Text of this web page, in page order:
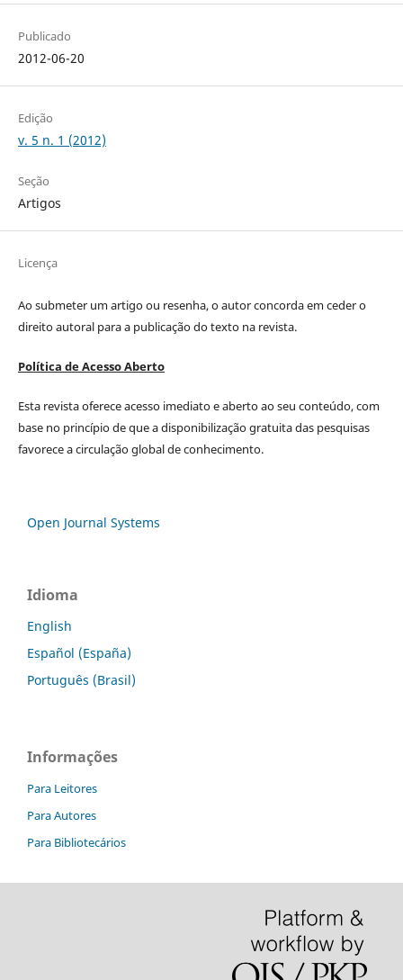
Publicado
2012-06-20
Edição
v. 5 n. 1 (2012)
Seção
Artigos
Licença
Ao submeter um artigo ou resenha, o autor concorda em ceder o
direito autoral para a publicação do texto na revista.
Política de Acesso Aberto
Esta revista oferece acesso imediato e aberto ao seu conteúdo, com
base no princípio de que a disponibilização gratuita das pesquisas
favorece a circulação global de conhecimento.
Open Journal Systems
Idioma
English
Español (España)
Português (Brasil)
Informações
Para Leitores
Para Autores
Para Bibliotecários